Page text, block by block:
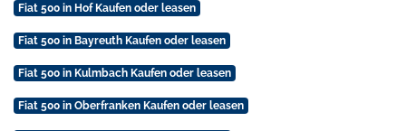
Fiat 500 in Hof Kaufen oder leasen
Fiat 500 in Bayreuth Kaufen oder leasen
Fiat 500 in Kulmbach Kaufen oder leasen
Fiat 500 in Oberfranken Kaufen oder leasen